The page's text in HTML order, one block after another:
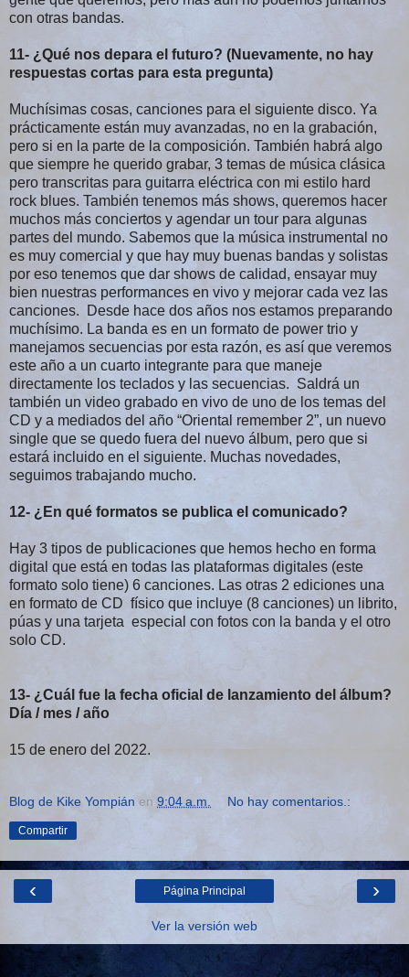
con otras bandas.
11- ¿Qué nos depara el futuro? (Nuevamente, no hay
respuestas cortas para esta pregunta)
Muchísimas cosas, canciones para el siguiente disco. Ya
prácticamente están muy avanzadas, no en la grabación,
pero si en la parte de la composición. También habrá algo
que siempre he querido grabar, 3 temas de música clásica
pero transcritas para guitarra eléctrica con mi estilo hard
rock blues. También tenemos más shows, queremos hacer
muchos más conciertos y agendar un tour para algunas
partes del mundo. Sabemos que la música instrumental no
es muy comercial y que hay muy buenas bandas y solistas
por eso tenemos que dar shows de calidad, ensayar muy
bien nuestras performances en vivo y mejorar cada vez las
canciones. Desde hace dos años nos estamos preparando
muchísimo. La banda es en un formato de power trio y
manejamos secuencias por esta razón, es así que veremos
este año a un cuarto integrante para que maneje
directamente los teclados y las secuencias. Saldrá un
también un video grabado en vivo de uno de los temas del
CD y a mediados del año “Oriental remember 2”, un nuevo
single que se quedo fuera del nuevo álbum, pero que si
estará incluido en el siguiente. Muchas novedades,
seguimos trabajando mucho.
12- ¿En qué formatos se publica el comunicado?
Hay 3 tipos de publicaciones que hemos hecho en forma
digital que está en todas las plataformas digitales (este
formato solo tiene) 6 canciones. Las otras 2 ediciones una
en formato de CD físico que incluye (8 canciones) un librito,
púas y una tarjeta especial con fotos con la banda y el otro
solo CD.
13- ¿Cuál fue la fecha oficial de lanzamiento del álbum?
Día / mes / año
15 de enero del 2022.
Blog de Kike Yompián en 9:04 a.m. No hay comentarios.:
Compartir
‹ ›
Página Principal
Ver la versión web